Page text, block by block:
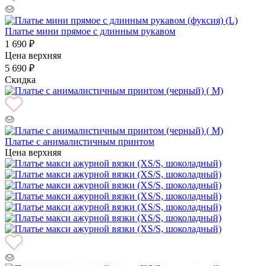
Платье мини прямое с длинным рукавом
1 690 ₽
Цена верхняя
5 690 ₽
Скидка
Платье с анималистичным принтом
Цена верхняя